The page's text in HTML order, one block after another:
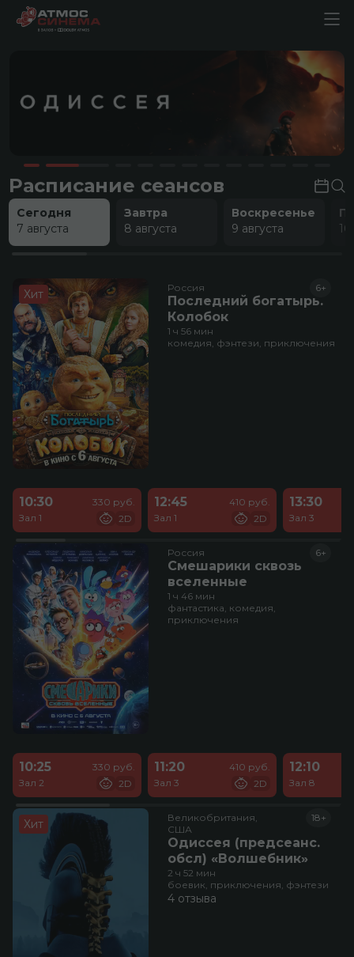
Расписание сеансов
Сегодня
7 августа
Завтра
8 августа
Воскресенье
9 августа
Хит Россия
Последний богатырь.
Колобок
6+
1 ч 56 мин
комедия, фэнтези, приключения
10:30
Зал 1
330 руб.
2D
12:45
Зал 1
410 руб.
2D
13:30
Зал 3
Россия
Смешарики сквозь
вселенные
6+
1 ч 46 мин
фантастика, комедия,
приключения
10:25
Зал 2
330 руб.
2D
11:20
Зал 3
410 руб.
2D
12:10
Зал 8
Хит
Великобритания,
США
Одиссея (предсеанс.
обсл) «Волшебник»
18+
2 ч 52 мин
боевик, приключения, фэнтези
4 отзыва